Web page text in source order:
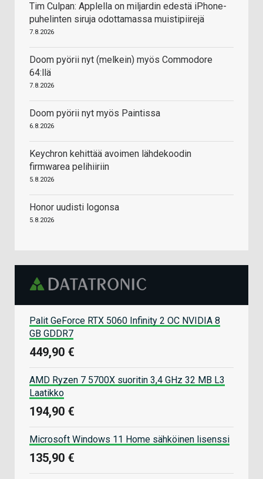
Tim Culpan: Applella on miljardin edestä iPhone-
puhelinten siruja odottamassa muistipiirejä
7.8.2026
Doom pyörii nyt (melkein) myös Commodore
64:llä
7.8.2026
Doom pyörii nyt myös Paintissa
6.8.2026
Keychron kehittää avoimen lähdekoodin
firmwarea pelihiiriin
5.8.2026
Honor uudisti logonsa
5.8.2026
Palit GeForce RTX 5060 Infinity 2 OC NVIDIA 8
GB GDDR7
449,90 €
AMD Ryzen 7 5700X suoritin 3,4 GHz 32 MB L3
Laatikko
194,90 €
Microsoft Windows 11 Home sähköinen lisenssi
135,90 €